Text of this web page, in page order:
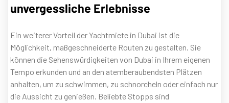
unvergessliche Erlebnisse
Ein weiterer Vorteil der Yachtmiete in Dubai ist die
Möglichkeit, maßgeschneiderte Routen zu gestalten. Sie
können die Sehenswürdigkeiten von Dubai in Ihrem eigenen
Tempo erkunden und an den atemberaubendsten Plätzen
anhalten, um zu schwimmen, zu schnorcheln oder einfach nur
die Aussicht zu genießen. Beliebte Stopps sind